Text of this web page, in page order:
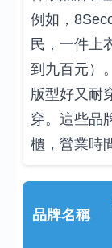
例如，
民，一件上
到九百元）
版型好又耐
穿。這些品
櫃，營業時
品牌名稱